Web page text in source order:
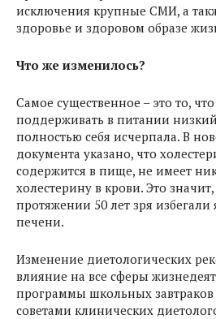
исключения крупные СМИ, а
здоровье и здоровом образе
Что же изменилось?
Самое существенное – это то,
поддерживать в питании
полностью себя исчерпала. В
документа указано, что
содержится в пище, не имеет
холестерину в крови. Это
протяжении 50 лет зря
печени.
Изменение диетологических
влияние на все сферы
программы школьных завтраков
советами клинических